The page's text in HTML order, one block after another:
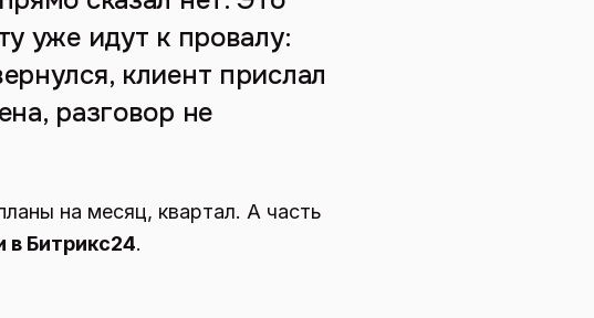
уже идут к провалу:
клиент прислал
разговор не
на месяц, квартал. А часть
в Битрикс24.